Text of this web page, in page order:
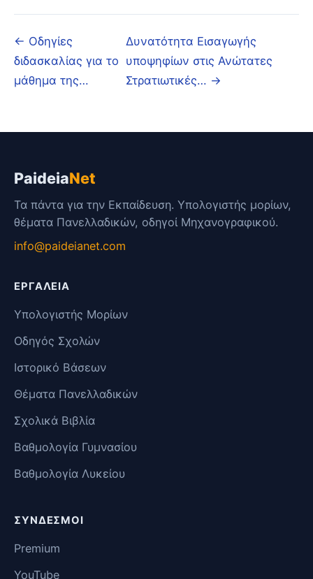
← Οδηγίες
διδασκαλίας για το
μάθημα της…
Δυνατότητα Εισαγωγής
υποψηφίων στις Ανώτατες
Στρατιωτικές… →
PaideiaNet
Τα πάντα για την Εκπαίδευση. Υπολογιστής μορίων,
θέματα Πανελλαδικών, οδηγοί Μηχανογραφικού.
info@paideianet.com
ΕΡΓΑΛΕΊΑ
Υπολογιστής Μορίων
Οδηγός Σχολών
Ιστορικό Βάσεων
Θέματα Πανελλαδικών
Σχολικά Βιβλία
Βαθμολογία Γυμνασίου
Βαθμολογία Λυκείου
ΣΎΝΔΕΣΜΟΙ
Premium
YouTube